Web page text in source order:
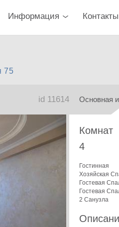
Информация Контакты
75
id 11614 Основная
Комнат
4
Гостинная
Хозяйская
Гостевая
Гостевая
2 Санузла